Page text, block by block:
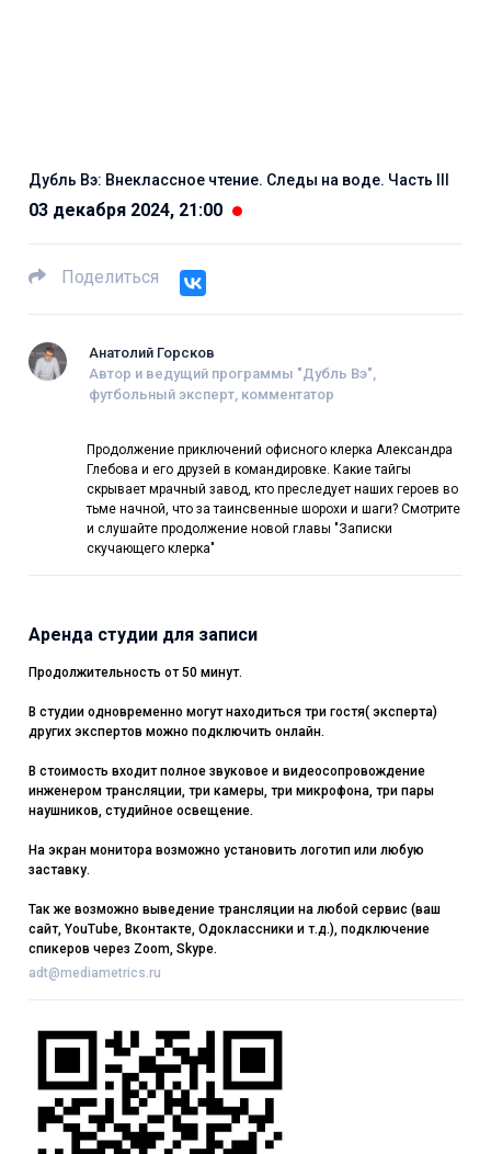
Дубль Вэ: Внеклассное чтение. Следы на воде. Часть III
03 декабря 2024, 21:00
Поделиться
Анатолий Горсков
Автор и ведущий программы "Дубль Вэ",
футбольный эксперт, комментатор
Продолжение приключений офисного клерка Александра
Глебова и его друзей в командировке. Какие тайгы
скрывает мрачный завод, кто преследует наших героев во
тьме начной, что за таинсвенные шорохи и шаги? Смотрите
и слушайте продолжение новой главы "Записки
скучающего клерка"
Аренда студии для записи
Продолжительность от 50 минут.
В студии одновременно могут находиться три гостя( эксперта)
других экспертов можно подключить онлайн.
В стоимость входит полное звуковое и видеосопровождение
инженером трансляции, три камеры, три микрофона, три пары
наушников, студийное освещение.
На экран монитора возможно установить логотип или любую
заставку.
Так же возможно выведение трансляции на любой сервис (ваш
сайт, YouTube, Вконтакте, Одоклассники и т.д.), подключение
спикеров через Zoom, Skype.
adt@mediametrics.ru